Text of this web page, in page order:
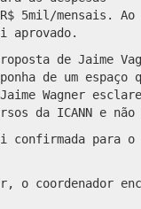
5mil/mensais.
aprovado.
de Jaime
de um espaço
Wagner
da ICANN e não
confirmada para o
o coordenador